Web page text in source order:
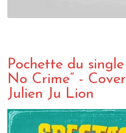
Pochette du
No Crime” -
Julien Ju Lion